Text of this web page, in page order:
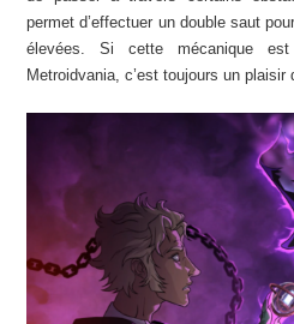
permet d’effectuer un double saut
élevées. Si cette mécanique
Metroidvania, c’est toujours un